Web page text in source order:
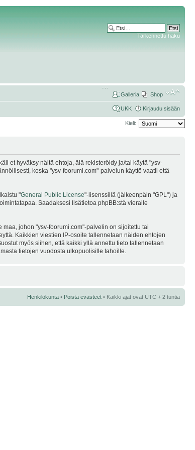
Tarkennettu haku
Shop
Galleria
UKK Kirjaudu sisään
Kieli:
et hyväksy näitä ehtoja, älä rekisteröidy ja/tai käytä "ysv-
koska "ysv-foorumi.com"-palvelun käyttö vaatii että
"General Public License"-lisenssillä (jälkeenpäin "GPL") ja
Saadaksesi lisätietoa phpBB:stä vieraile
johon "ysv-foorumi.com"-palvelin on sijoitettu tai
Kaikkien viestien IP-osoite tallennetaan näiden ehtojen
myös siihen, että kaikki yllä annettu tieto tallennetaan
tietojen vuodosta ulkopuolisille tahoille.
Henkilökunta • Poista evästeet • Kaikki ajat ovat UTC + 2 tuntia